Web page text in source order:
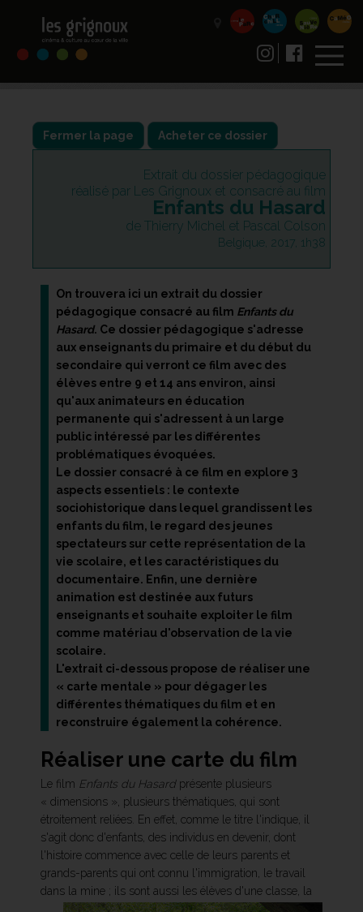
Fermer la page Acheter ce dossier
Extrait du dossier pédagogique
réalisé par Les Grignoux et consacré au film
Enfants du Hasard
de Thierry Michel et Pascal Colson
Belgique, 2017, 1h38
On trouvera ici un extrait du dossier
pédagogique consacré au film Enfants du
Hasard. Ce dossier pédagogique s'adresse
aux enseignants du primaire et du début du
secondaire qui verront ce film avec des
élèves entre 9 et 14 ans environ, ainsi
qu'aux animateurs en éducation
permanente qui s'adressent à un large
public intéressé par les différentes
problématiques évoquées.
Le dossier consacré à ce film en explore 3
aspects essentiels : le contexte
sociohistorique dans lequel grandissent les
enfants du film, le regard des jeunes
spectateurs sur cette représentation de la
vie scolaire, et les caractéristiques du
documentaire. Enfin, une dernière
animation est destinée aux futurs
enseignants et souhaite exploiter le film
comme matériau d'observation de la vie
scolaire.
L'extrait ci-dessous propose de réaliser une
« carte mentale » pour dégager les
différentes thématiques du film et en
reconstruire également la cohérence.
Réaliser une carte du film
Le film Enfants du Hasardprésente plusieurs
« dimensions », plusieurs thématiques, qui sont
étroitement reliées. En effet, comme le titre l'indique, il
s'agit donc d'enfants, des individus en devenir, dont
l'histoire commence avec celle de leurs parents et
grands-parents qui ont connu l'immigration, le travail
dans la mine ; ils sont aussi les élèves d'une classe, la